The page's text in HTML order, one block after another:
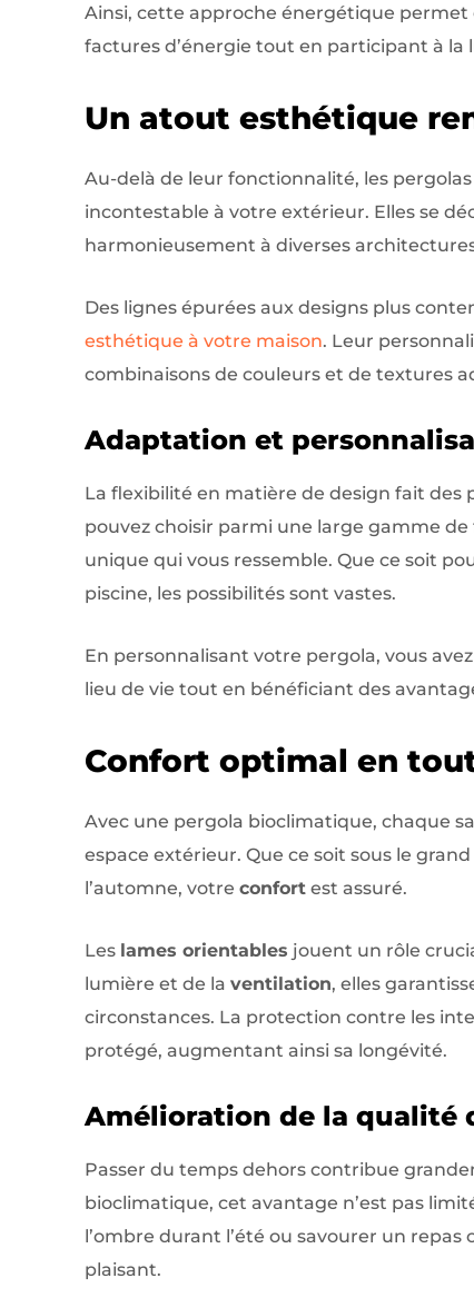
Ainsi, cette approche énergétique permet
factures d’énergie tout en participant à
Un atout esthétique
Au-delà de leur fonctionnalité, les
incontestable à votre extérieur. Elles se
harmonieusement à diverses
Des lignes épurées aux designs plus
esthétique à votre maison. Leur
combinaisons de couleurs et de textures
Adaptation et
La flexibilité en matière de design fait des
pouvez choisir parmi une large gamme
unique qui vous ressemble. Que ce soit
piscine, les possibilités sont vastes.
En personnalisant votre pergola, vous
lieu de vie tout en bénéficiant des
Confort optimal en
Avec une pergola bioclimatique, chaque
espace extérieur. Que ce soit sous le
l’automne, votre confort est assuré.
Les lames orientables jouent un rôle
lumière et de la ventilation, elles
circonstances. La protection contre les
protégé, augmentant ainsi sa longévité.
Amélioration de la qualité
Passer du temps dehors contribue
bioclimatique, cet avantage n’est pas
l’ombre durant l’été ou savourer un
plaisant.